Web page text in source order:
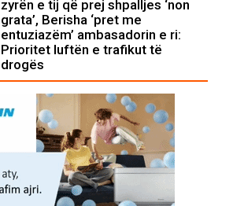
zyrën e tij që prej shpalljes ‘non
grata’, Berisha ‘pret me
entuziazëm’ ambasadorin e ri:
Prioritet luftën e trafikut të
drogës